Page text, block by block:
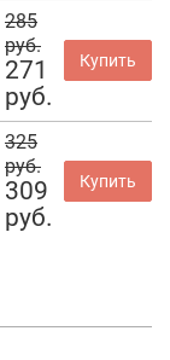
285
руб.
271
руб.
Купить
325
руб.
309
руб.
Купить